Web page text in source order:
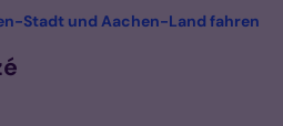
Stadt und Aachen-Land fahren